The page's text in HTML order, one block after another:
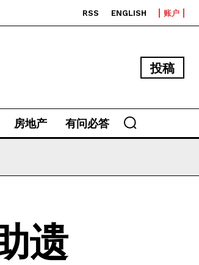
RSS ENGLISH 账户
投稿
房地产 有问必答
遗